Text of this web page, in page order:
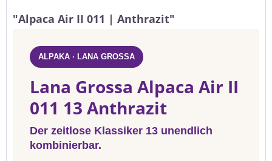
"Alpaca Air II 011 | Anthrazit"
ALPAKA · LANA GROSSA
Lana Grossa Alpaca Air II
011 13 Anthrazit
Der zeitlose Klassiker 13 unendlich
kombinierbar.